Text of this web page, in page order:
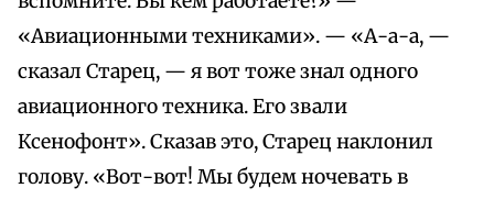
«Авиационными техниками». — «А-а-а, —
сказал Старец, — я вот тоже знал одного
авиационного техника. Его звали
Ксенофонт». Сказав это, Старец наклонил
голову. «Вот-вот! Мы будем ночевать в